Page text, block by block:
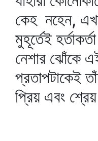
কেহ নহেন,
মুহূর্তেই
নেশার ঝোঁকে
প্রতাপটাকেই
প্রিয় এবং